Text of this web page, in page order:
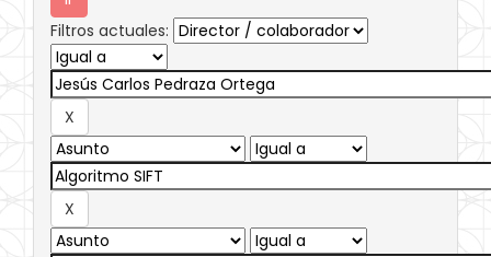
Filtros actuales: